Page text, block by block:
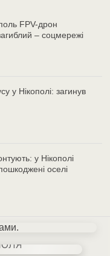
FPV-дрон
– соцмережі
у Нікополі: загинув
у Нікополі
оселі